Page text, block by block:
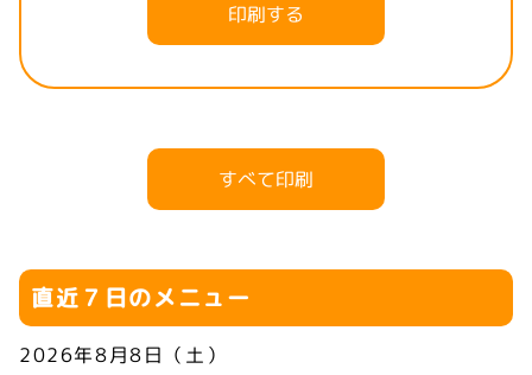
印刷する
すべて印刷
直近７日のメニュー
2026年8月8日（土）